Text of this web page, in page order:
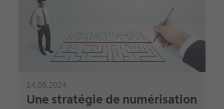
14.08.2024
Une stratégie de numérisation